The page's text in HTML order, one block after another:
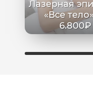
Лазерная
«Все
6.800₽